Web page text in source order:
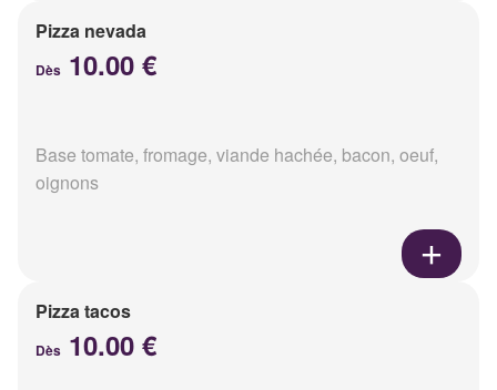
Pizza nevada
Dès 10.00 €
Base tomate, fromage, viande hachée, bacon, oeuf,
oignons
Pizza tacos
Dès 10.00 €